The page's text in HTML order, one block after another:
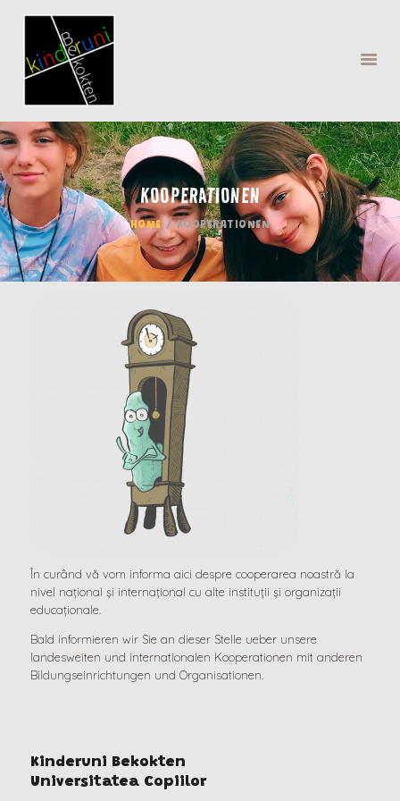
KOOPERATIONEN
HOME KOOPERATIONEN
MENÜ
În curând vă vom informa aici despre cooperarea noastră la
nivel național și internațional cu alte instituții și organizații
educaționale.
Bald informieren wir Sie an dieser Stelle ueber unsere
landesweiten und internationalen Kooperationen mit anderen
Bildungseinrichtungen und Organisationen.
Kinderuni Bekokten
Universitatea Copiilor